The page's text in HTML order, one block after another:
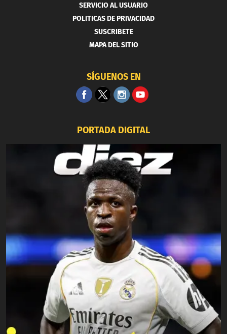
SERVICIO AL USUARIO
POLITICAS DE PRIVACIDAD
SUSCRIBETE
MAPA DEL SITIO
SÍGUENOS EN
PORTADA DIGITAL